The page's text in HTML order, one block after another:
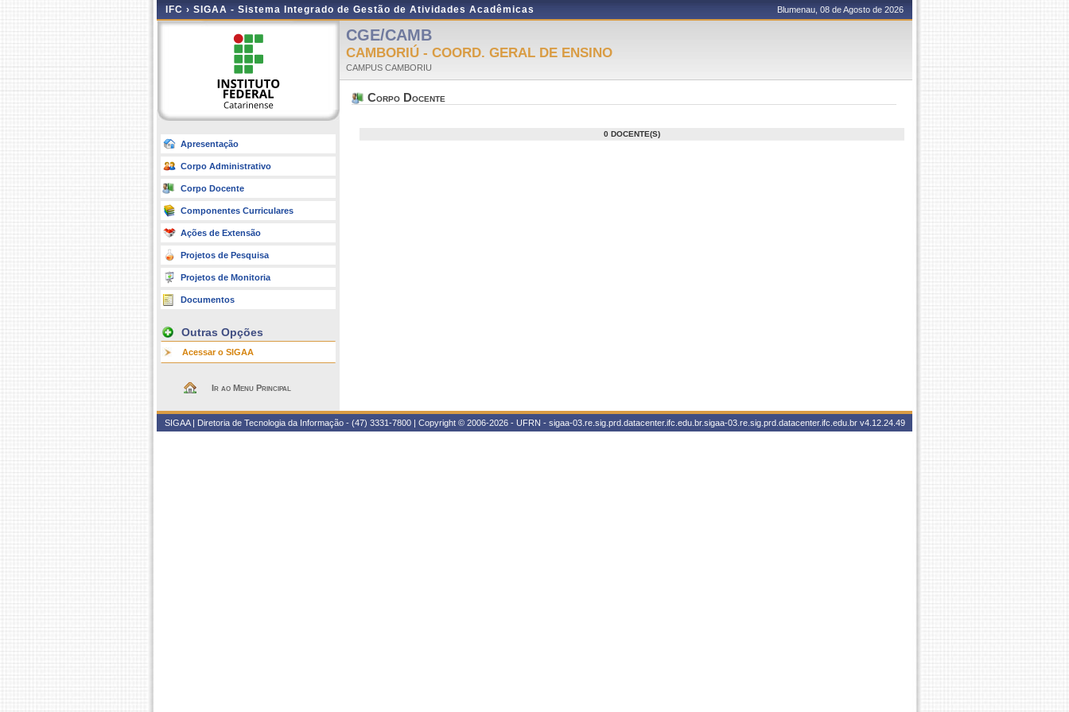
IFC › SIGAA - Sistema Integrado de Gestão de Atividades Acadêmicas Blumenau, 08 de Agosto de 2026
Apresentação
Corpo Administrativo
Corpo Docente
Componentes Curriculares
Ações de Extensão
Projetos de Pesquisa
Projetos de Monitoria
Documentos
Outras Opções
Acessar o SIGAA
Ir ao Menu Principal
CGE/CAMB
CAMBORIÚ - COORD. GERAL DE ENSINO
CAMPUS CAMBORIU
Corpo Docente
0 DOCENTE(S)
SIGAA | Diretoria de Tecnologia da Informação - (47) 3331-7800 | Copyright © 2006-2026 - UFRN - sigaa-03.re.sig.prd.datacenter.ifc.edu.br.sigaa-03.re.sig.prd.datacenter.ifc.edu.br v4.12.24.49